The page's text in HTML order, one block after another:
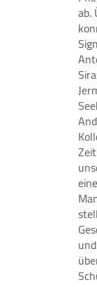
ab.
Cookie
1 year
Statistik
Diese
unsere
Google
"_ga",
Anbieter:
Google
Street,